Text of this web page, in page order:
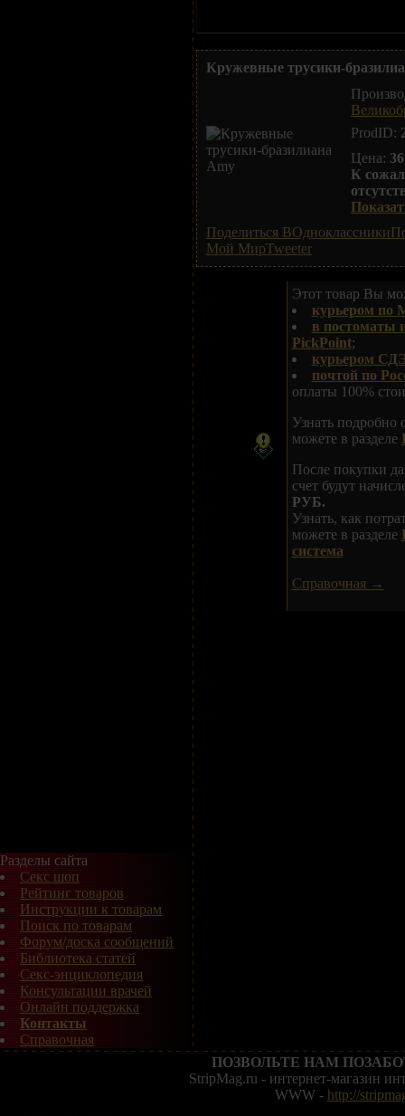
Разделы сайта
Секс шоп
Рейтинг товаров
Инструкции к товарам
Поиск по товарам
Форум/доска сообщений
Библиотека статей
Секс-энциклопедия
Консультации врачей
Онлайн поддержка
Контакты
Справочная
Кружевные трусики-
ProdID:
Цена:
К
Поделиться ВОдноклассники
Мой МирTweeter
Этот товар Вы
курьером по
в постоматы
PickPoint;
курьером
почтой по
оплаты 100%
Узнать подробно
можете в разделе
После покупки
счет будут
РУБ.
Узнать, как
можете в разделе
система
Справочная →
ПОЗВОЛЬТЕ НАМ
StripMag.ru - интернет-магазин
WWW - http://